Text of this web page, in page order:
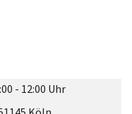
- 12:00 Uhr